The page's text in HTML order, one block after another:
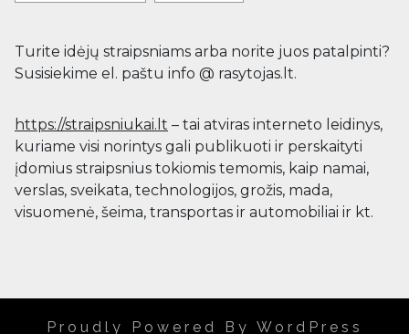
Turite idėjų straipsniams arba norite juos patalpinti?
Susisiekime el. paštu info @ rasytojas.lt.
https://straipsniukai.lt – tai atviras interneto leidinys,
kuriame visi norintys gali publikuoti ir perskaityti
įdomius straipsnius tokiomis temomis, kaip namai,
verslas, sveikata, technologijos, grožis, mada,
visuomenė, šeima, transportas ir automobiliai ir kt.
Proudly Powered By WordPress